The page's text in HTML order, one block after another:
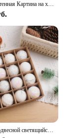
5 панелей настенная Картина на холсте Мусульманский Коран ислам настенное искусство HD плакаты домашний декор картины для гостиной декоративные картины
Блестящий подвесной светящийся фотоэлемент 6/8 см, украшение для рождественской елки, подвесной шар